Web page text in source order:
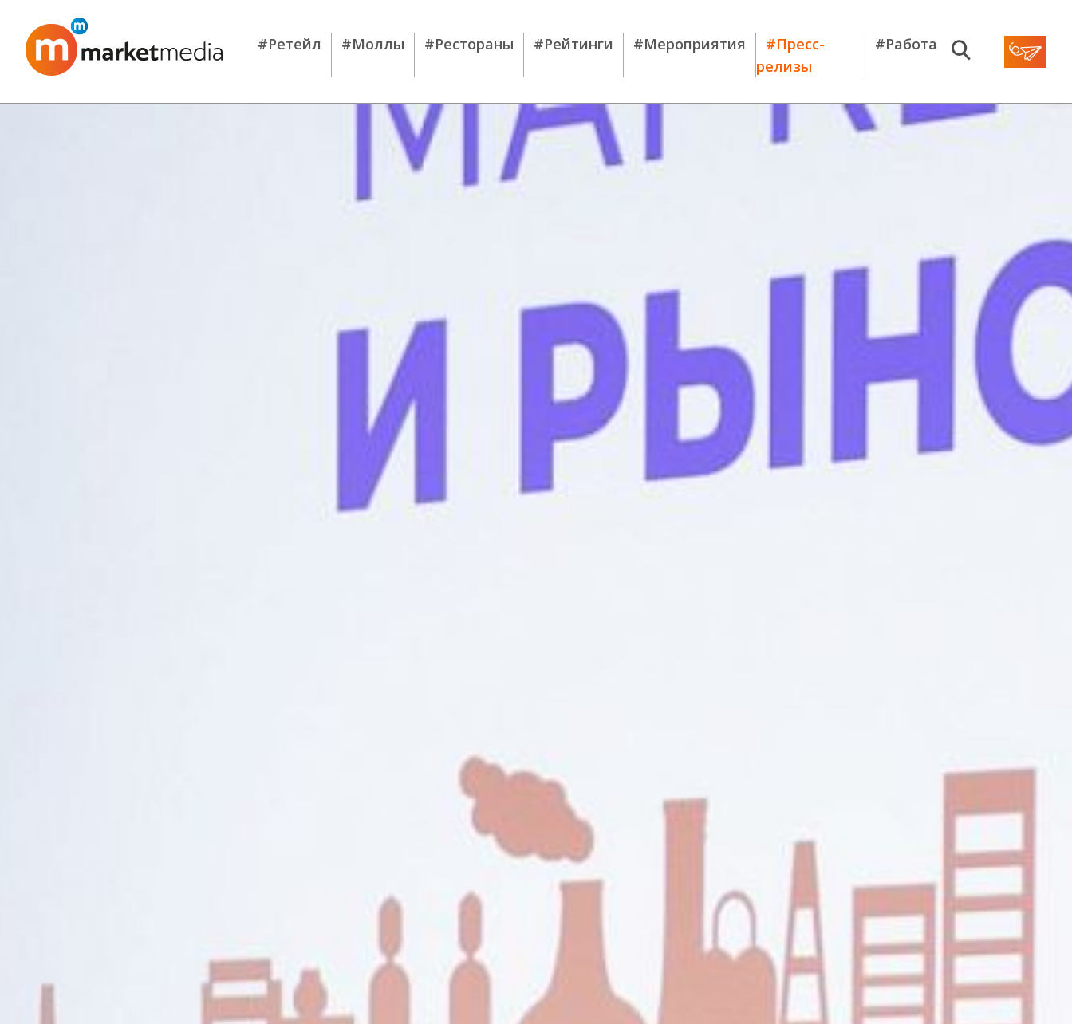
#Ретейл #Моллы #Рестораны #Рейтинги #Мероприятия
#Пресс-
релизы
#Работа